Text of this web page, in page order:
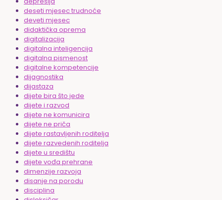
deseti mjesec trudnoće
deveti mjesec
didaktička oprema
digitalizacija
digitalna inteligencija
digitalna pismenost
digitalne kompetencije
dijagnostika
dijastaza
dijete bira što jede
dijete i razvod
dijete ne komunicira
dijete ne priča
dijete rastavljenih roditelja
dijete razvedenih roditelja
dijete u središtu
dijete vođa prehrane
dimenzije razvoja
disanje na porodu
disciplina